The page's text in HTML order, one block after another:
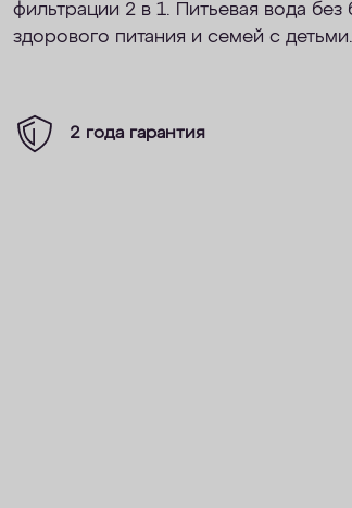
фильтрации 2 в 1. Питьевая вода без
здорового питания и семей с детьми.
2 года гарантия